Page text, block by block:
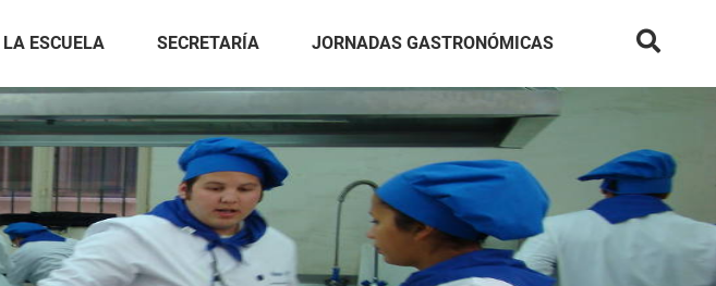
LA ESCUELA SECRETARÍA JORNADAS GASTRONÓMICAS